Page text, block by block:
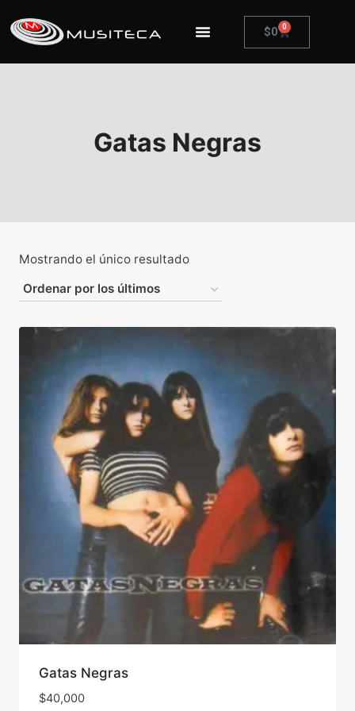
$0 0
Gatas Negras
Mostrando el único resultado
Gatas Negras
$40,000